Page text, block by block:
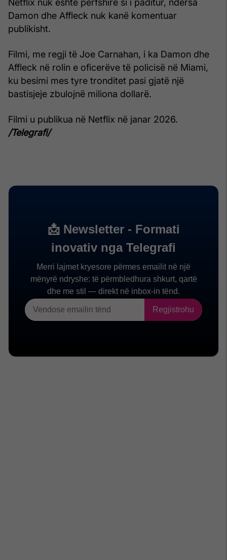
Damon dhe Affleck nuk kanë komentuar
publikisht.
Filmi, me regji të Joe Carnahan, i ka Damon dhe
Affleck në rolin e oficerëve të policisë në Miami,
ku besimi mes tyre tronditet pasi gjatë një
bastisjeje zbulojnë miliona dollarë.
Filmi u publikua në Netflix në janar 2026.
/Telegrafi/